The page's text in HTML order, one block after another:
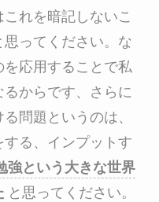
れを暗記しないこ
ってください。な
応用することで私
からです、さらに
問題というのは、
る、インプットす
強という大きな世界
と思ってください。